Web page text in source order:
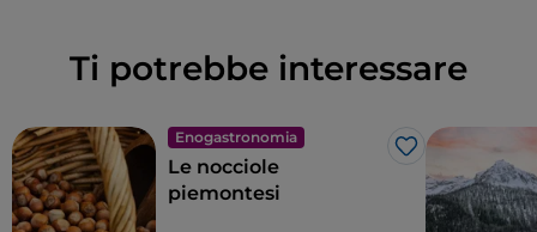
Ti potrebbe interessare
Enogastronomia
Like
Le nocciole
piemontesi